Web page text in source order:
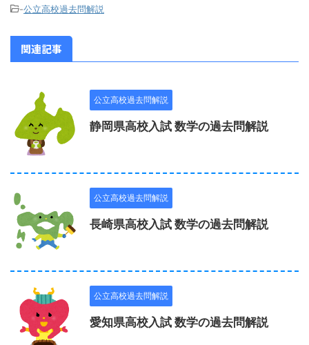
-公立高校過去問解説
関連記事
公立高校過去問解説
静岡県高校入試 数学の過去問解説
公立高校過去問解説
長崎県高校入試 数学の過去問解説
公立高校過去問解説
愛知県高校入試 数学の過去問解説